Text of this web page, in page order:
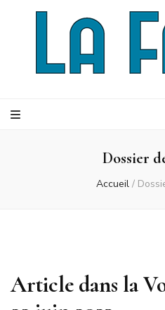
La
Dossier
Accueil /
Article dans la